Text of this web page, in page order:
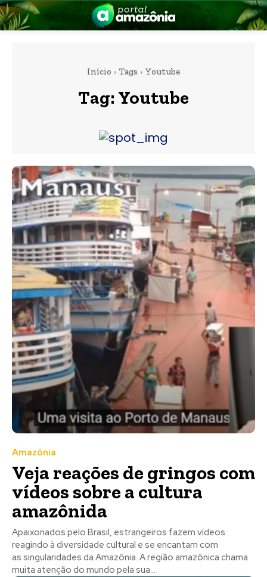
Amazônia
Início Tags Youtube
Tag: Youtube
Amazônia
​Veja reações de gringos com
vídeos sobre a cultura
amazônida
Apaixonados pelo Brasil, estrangeiros fazem vídeos
reagindo à diversidade cultural e se encantam com
as singularidades da Amazônia. A região amazônica chama
muita atenção do mundo pela sua...